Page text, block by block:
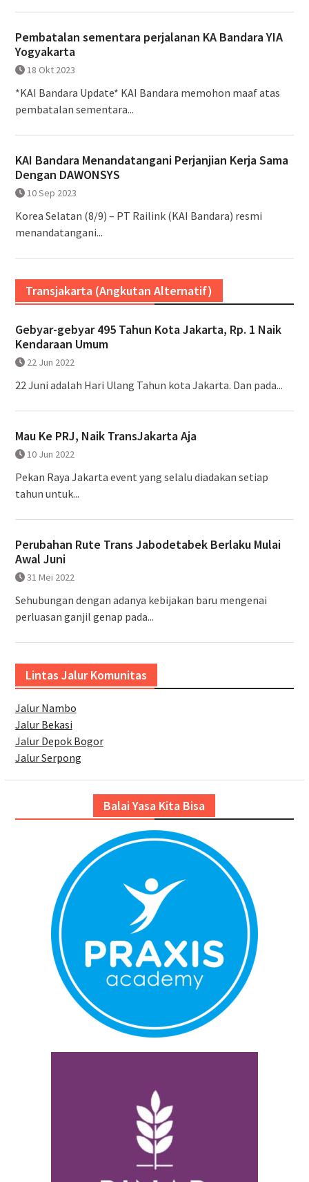
Pembatalan sementara perjalanan KA Bandara YIA
Yogyakarta
18 Okt 2023
*KAI Bandara Update* KAI Bandara memohon maaf atas
pembatalan sementara...
KAI Bandara Menandatangani Perjanjian Kerja Sama
Dengan DAWONSYS
10 Sep 2023
Korea Selatan (8/9) – PT Railink (KAI Bandara) resmi
menandatangani...
Transjakarta (Angkutan Alternatif)
Gebyar-gebyar 495 Tahun Kota Jakarta, Rp. 1 Naik
Kendaraan Umum
22 Jun 2022
22 Juni adalah Hari Ulang Tahun kota Jakarta. Dan pada...
Mau Ke PRJ, Naik TransJakarta Aja
10 Jun 2022
Pekan Raya Jakarta event yang selalu diadakan setiap
tahun untuk...
Perubahan Rute Trans Jabodetabek Berlaku Mulai
Awal Juni
31 Mei 2022
Sehubungan dengan adanya kebijakan baru mengenai
perluasan ganjil genap pada...
Lintas Jalur Komunitas
Jalur Nambo
Jalur Bekasi
Jalur Depok Bogor
Jalur Serpong
Balai Yasa Kita Bisa